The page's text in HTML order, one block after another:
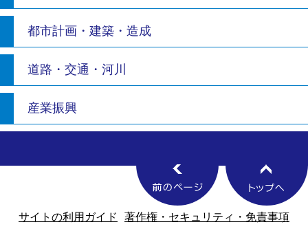
都市計画・建築・造成
道路・交通・河川
産業振興
サイトの利用ガイド
著作権・セキュリティ・免責事項